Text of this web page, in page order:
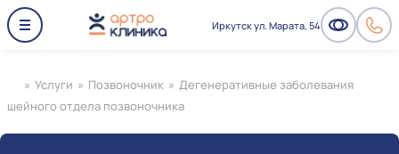
Иркутск ул. Марата, 54
» Услуги » Позвоночник » Дегенеративные заболевания
шейного отдела позвоночника